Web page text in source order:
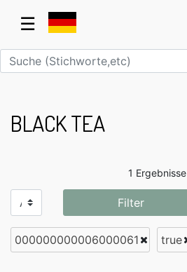
☰
BLACK TEA
1 Ergebnisse
Filter
000000000006000061 true